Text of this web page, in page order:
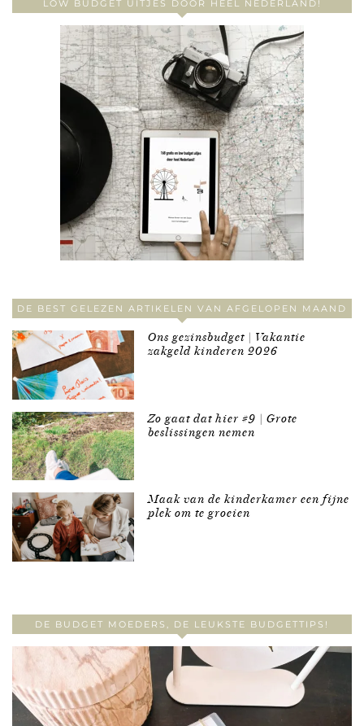
LOW BUDGET UITJES DOOR HEEL NEDERLAND!
DE BEST GELEZEN ARTIKELEN VAN AFGELOPEN MAAND
Ons gezinsbudget | Vakantie
zakgeld kinderen 2026
Zo gaat dat hier #9 | Grote
beslissingen nemen
Maak van de kinderkamer een fijne
plek om te groeien
DE BUDGET MOEDERS, DE LEUKSTE BUDGETTIPS!